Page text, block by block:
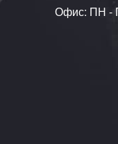
Офис: ПН -